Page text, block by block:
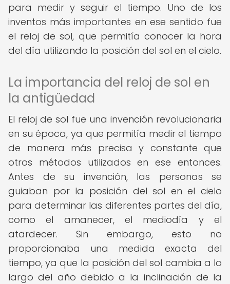
para medir y seguir el tiempo. Uno de los
inventos más importantes en ese sentido fue
el reloj de sol, que permitía conocer la hora
del día utilizando la posición del sol en el cielo.
La importancia del reloj de sol en
la antigüedad
El reloj de sol fue una invención revolucionaria
en su época, ya que permitía medir el tiempo
de manera más precisa y constante que
otros métodos utilizados en ese entonces.
Antes de su invención, las personas se
guiaban por la posición del sol en el cielo
para determinar las diferentes partes del día,
como el amanecer, el mediodía y el
atardecer. Sin embargo, esto no
proporcionaba una medida exacta del
tiempo, ya que la posición del sol cambia a lo
largo del año debido a la inclinación de la